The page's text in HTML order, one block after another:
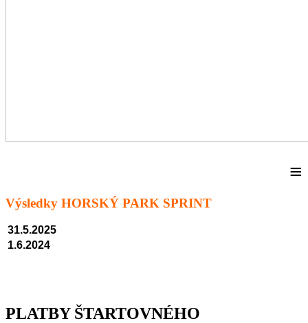
≡
Výsledky HORSKÝ PARK SPRINT
31.5.2025
1.6.2024
PLATBY ŠTARTOVNÉHO